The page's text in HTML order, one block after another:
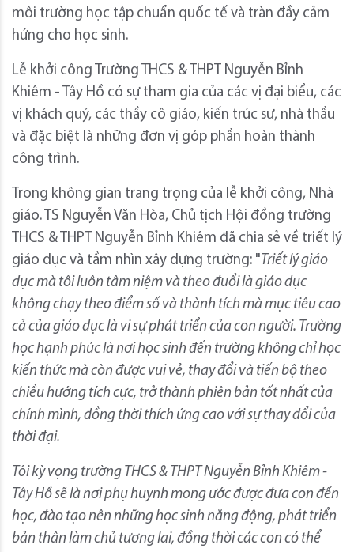
môi trường học tập chuẩn quốc tế và tràn đầy cảm
hứng cho học sinh.
Lễ khởi công Trường THCS & THPT Nguyễn Bỉnh
Khiêm - Tây Hồ có sự tham gia của các vị đại biểu, các
vị khách quý, các thầy cô giáo, kiến trúc sư, nhà thầu
và đặc biệt là những đơn vị góp phần hoàn thành
công trình.
Trong không gian trang trọng của lễ khởi công, Nhà
giáo. TS Nguyễn Văn Hòa, Chủ tịch Hội đồng trường
THCS & THPT Nguyễn Bỉnh Khiêm đã chia sẻ về triết lý
giáo dục và tầm nhìn xây dựng trường: " Triết lý giáo
dục mà tôi luôn tâm niệm và theo đuổi là giáo dục
không chạy theo điểm số và thành tích mà mục tiêu cao
cả của giáo dục là vi sự phát triển của con người. Trường
học hạnh phúc là nơi học sinh đến trường không chỉ học
kiến thức mà còn được vui vẻ, thay đổi và tiến bộ theo
chiều hướng tích cực, trở thành phiên bản tốt nhất của
chính mình, đồng thời thích ứng cao với sự thay đổi của
thời đại.
Tôi kỳ vọng trường THCS & THPT Nguyễn Bỉnh Khiêm -
Tây Hồ sẽ là nơi phụ huynh mong ước được đưa con đến
học, đào tạo nên những học sinh năng động, phát triển
bản thân làm chủ tương lai, đồng thời các con có thể